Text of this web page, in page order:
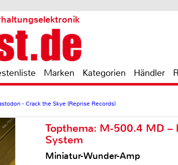
Marken Kategorien Händler
- Crack the Skye (Reprise Records)
Topthema: M-500.4 MD –
System
Miniatur-Wunder-Amp